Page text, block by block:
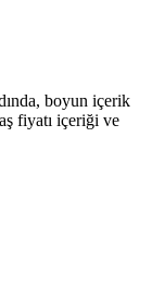
boyun içerik
fiyatı içeriği ve